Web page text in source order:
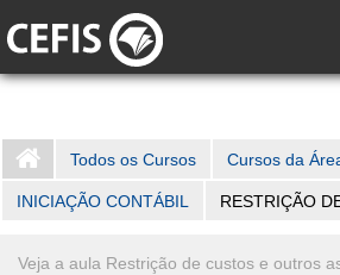
Todos os Cursos Cursos da
INICIAÇÃO CONTÁBIL RESTRIÇÃO
Veja a aula Restrição de custos e outros